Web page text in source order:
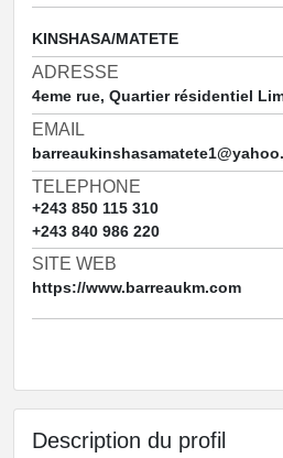
KINSHASA/MATETE
ADRESSE
4eme rue, Quartier résidentiel
EMAIL
TELEPHONE
+243 850 115 310
+243 840 986 220
SITE WEB
https://www.barreaukm.com
Description du profil